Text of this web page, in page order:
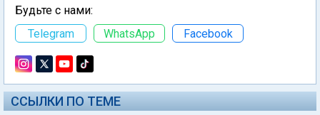
Будьте с нами:
Telegram
WhatsApp Facebook
ССЫЛКИ ПО ТЕМЕ